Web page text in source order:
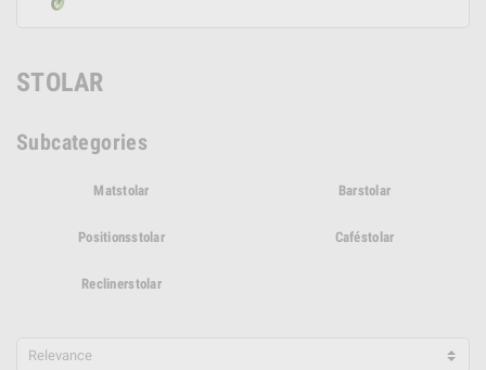
STOLAR
Subcategories
Matstolar Barstolar
Positionsstolar Caféstolar
Reclinerstolar
Relevance